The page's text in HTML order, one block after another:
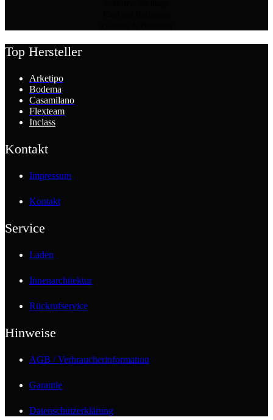
Top Hersteller
Arketipo
Bodema
Casamilano
Flexteam
Inclass
Kontakt
Impressum
Kontakt
Service
Laden
Innenarchitektur
Rückrufservice
Hinweise
AGB / Verbraucherinformation
Garantie
Datenschutzerklärung